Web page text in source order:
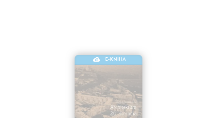
E-KNIHA